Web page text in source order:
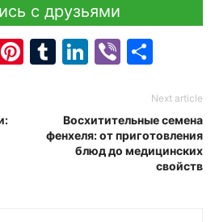
с друзьями
Pinterest
Tumblr
LinkedIn
Viber
Next article
Восхитительные семена
фенхеля: от приготовления
блюд до медицинских
свойств